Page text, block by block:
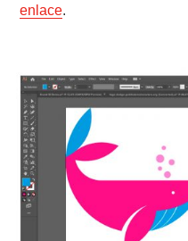
enlace.